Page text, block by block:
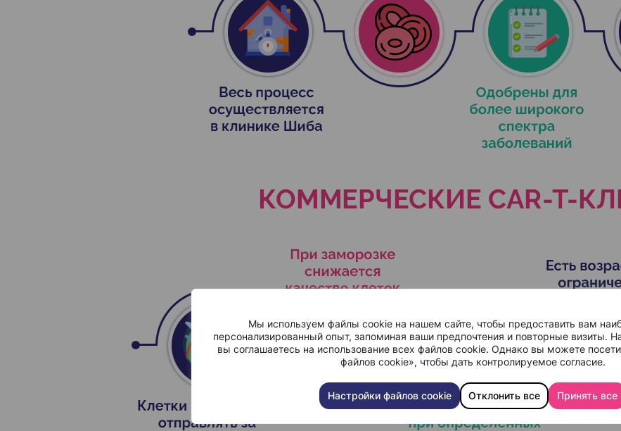
Мы используем файлы cookie на нашем сайте, чтобы предоставить вам
персонализированный опыт, запоминая ваши предпочтения и повторные визиты.
вы соглашаетесь на использование всех файлов cookie. Однако вы можете
файлов cookie», чтобы дать контролируемое согласие.
Настройки файлов cookie Отклонить все Принять все